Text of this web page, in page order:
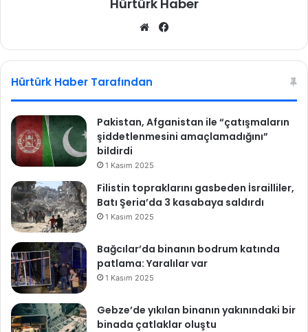
Hürtürk Haber
We
sit bo
Hürtürk Haber Tarafından
Pakistan, Afganistan ile “çatışmaların
şiddetlenmesini amaçlamadığını”
bildirdi
1 Kasım 2025
Filistin topraklarını gasbeden İsrailliler,
Batı Şeria’da 3 kasabaya saldırdı
1 Kasım 2025
Bağcılar’da binanın bodrum katında
patlama: Yaralılar var
1 Kasım 2025
Gebze’de yıkılan binanın yakınındaki bir
binada çatlaklar oluştu